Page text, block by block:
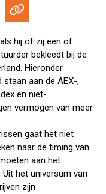
hij of zij een of
bekleedt bij de
Hieronder
staan aan de AEX-,
en niet-
vermogen van meer
gaat het niet
naar de timing van
aan het
het universum van
zijn